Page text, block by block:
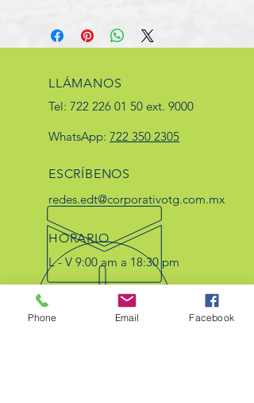
LLÁMANOS
Tel: 722 226 01 50 ext. 9000
WhatsApp: 722 350 2305
ESCRÍBENOS
redes.edt@corporativotg.com.mx
HORARIO
L - V 9:00 am a 18:30 pm
Sáb 9:00 am a 2:30 pm.
Phone Email Facebook